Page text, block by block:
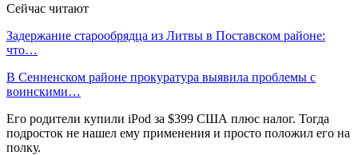
Сейчас читают
Задержание старообрядца из Литвы в Поставском районе:
что…
В Сенненском районе прокуратура выявила проблемы с
воинскими…
Его родители купили iPod за $399 США плюс налог. Тогда
подросток не нашел ему применения и просто положил его на
полку.